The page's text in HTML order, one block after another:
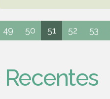
49 50 51 52 53